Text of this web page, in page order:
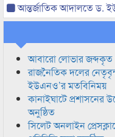
আন্তর্জাতিক আদালতে ড.
আবারো লোভার জব্দকৃত
রাজনৈতিক দলের
ইউএনও’র মতবিনিময়
কানাইঘাটে প্রশাসনের
অনুষ্ঠিত
সিলেট অনলাইন